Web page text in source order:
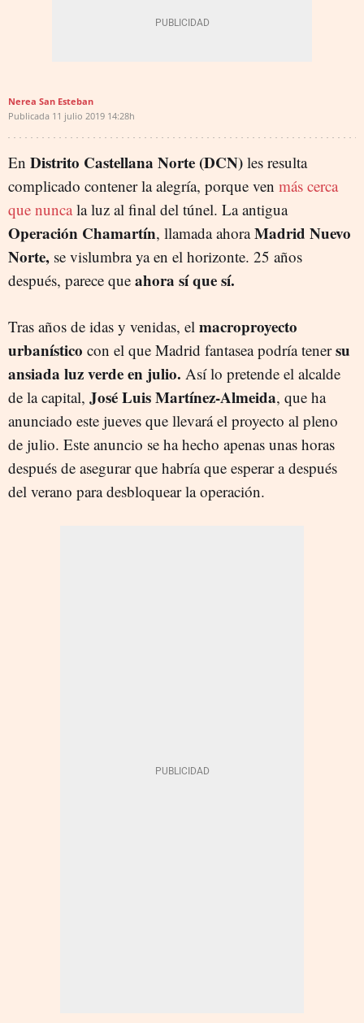
Nerea San Esteban
Publicada 11 julio 2019 14:28h
En Distrito Castellana Norte (DCN) les resulta
complicado contener la alegría, porque ven más cerca
que nuncala luz al final del túnel. La antigua
Operación Chamartín, llamada ahoraMadrid Nuevo
Norte, se vislumbra ya en el horizonte. 25 años
después, parece que ahora sí que sí.
Tras años de idas y venidas, el macroproyecto
urbanístico con el que Madrid fantasea podría tenersu
ansiada luz verde en julio. Así lo pretende el alcalde
de la capital, José Luis Martínez-Almeida, que ha
anunciado este jueves que llevará el proyecto al pleno
de julio. Este anuncio se ha hecho apenas unas horas
después de asegurar que habría que esperar a después
del verano para desbloquear la operación.